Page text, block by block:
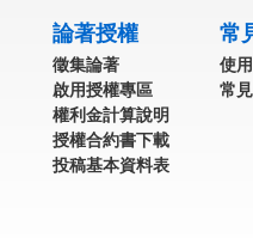
論著授權
徵集論著
啟用授權專區
權利金計算說明
授權合約書下載
投稿基本資料表
常
使
常